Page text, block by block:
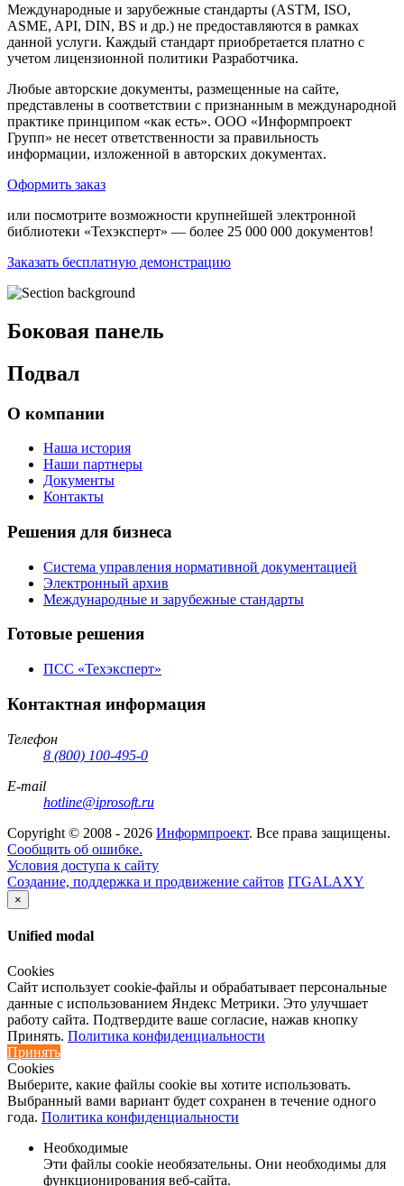
Международные и зарубежные стандарты (ASTM, ISO,
ASME, API, DIN, BS и др.) не предоставляются в рамках
данной услуги. Каждый стандарт приобретается платно с
учетом лицензионной политики Разработчика.
Любые авторские документы, размещенные на сайте,
представлены в соответствии с признанным в международной
практике принципом «как есть». ООО «Информпроект
Групп» не несет ответственности за правильность
информации, изложенной в авторских документах.
Оформить заказ
или посмотрите возможности крупнейшей электронной
библиотеки «Техэксперт» — более 25 000 000 документов!
Заказать бесплатную демонстрацию
Боковая панель
Подвал
О компании
Наша история
Наши партнеры
Документы
Контакты
Решения для бизнеса
Система управления нормативной документацией
Электронный архив
Международные и зарубежные стандарты
Готовые решения
ПСС «Техэксперт»
Контактная информация
Телефон
8 (800) 100-495-0
E-mail
hotline@iprosoft.ru
Copyright © 2008 - 2026 Информпроект. Все права защищены.
Сообщить об ошибке.
Условия доступа к сайту
Создание, поддержка и продвижение сайтов ITGALAXY
×
Unified modal
Cookies
Сайт использует cookie-файлы и обрабатывает персональные
данные с использованием Яндекс Метрики. Это улучшает
работу сайта. Подтвердите ваше согласие, нажав кнопку
Принять. Политика конфиденциальности
Принять
Cookies
Выберите, какие файлы cookie вы хотите использовать.
Выбранный вами вариант будет сохранен в течение одного
года. Политика конфиденциальности
Необходимые
Эти файлы cookie необязательны. Они необходимы для
функционирования веб-сайта.